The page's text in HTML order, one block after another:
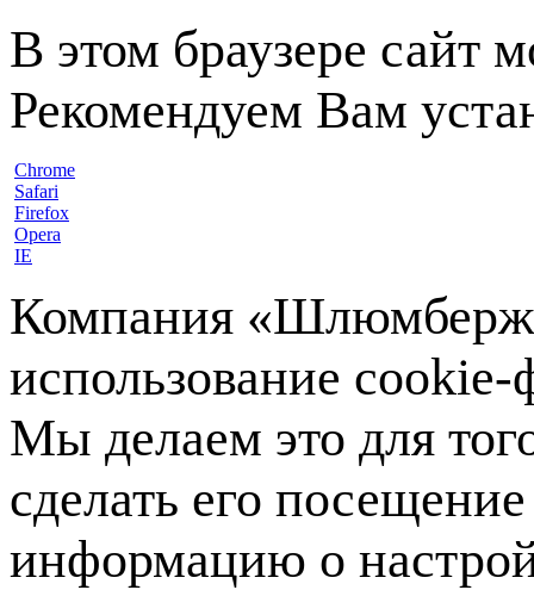
В этом браузере сайт
Рекомендуем Вам
Chrome
Safari
Firefox
Opera
IE
Компания
использование
Мы делаем это для
сделать его
информацию о